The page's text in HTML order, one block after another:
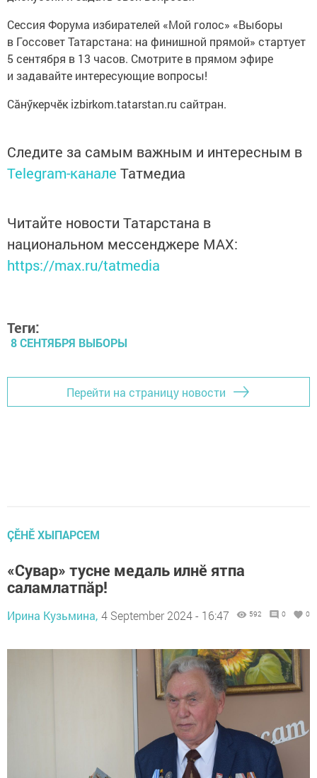
Сессия Форума избирателей «Мой голос» «Выборы
в Госсовет Татарстана: на финишной прямой» стартует
5 сентября в 13 часов. Смотрите в прямом эфире
и задавайте интересующие вопросы!
Сăнӳкерчӗк izbirkom.tatarstan.ru сайтран.
Следите за самым важным и интересным в
Telegram-канале Татмедиа
Читайте новости Татарстана в
национальном мессенджере MАХ:
https://max.ru/tatmedia
Теги:
8 СЕНТЯБРЯ ВЫБОРЫ
Перейти на страницу новости
ÇӖНӖ ХЫПАРСЕМ
«Сувар» тусне медаль илнӗ ятпа
саламлатпăр!
Ирина Кузьмина, 4 September 2024 - 16:47 592 0 0